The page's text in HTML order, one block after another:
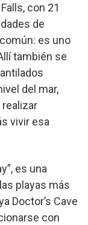
con 21
de
es uno
también se
del mar,
realizar
vivir esa
es una
playas más
Doctor’s Cave
con